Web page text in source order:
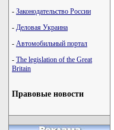
- Законодательство России
- Деловая Украина
- Автомобильный портал
- The legislation of the Great
Britain
Правовые новости